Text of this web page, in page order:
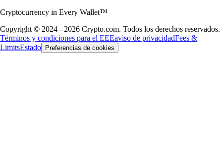
Cryptocurrency in Every Wallet™
Copyright © 2024 - 2026 Crypto.com. Todos los derechos reservados.
Términos y condiciones para el EEEaviso de privacidadFees &
LimitsEstado Preferencias de cookies